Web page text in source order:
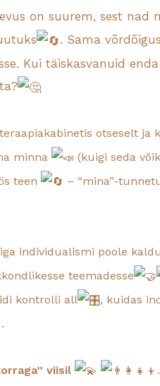
on suurem, sest nad
. Sama
Kui täiskasvanuid
otseselt ja
minna
(kuigi seda
teen
– “mina”-
individualismi poole
teemadesse
kontrolli all
, kuidas
.
viisil .